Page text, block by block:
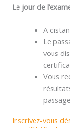
Le jour de
A
Le
vous
Vous
Inscrivez-vous